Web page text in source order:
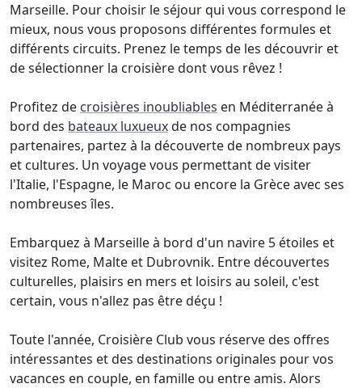
Marseille. Pour choisir le séjour qui vous correspond le
mieux, nous vous proposons différentes formules et
différents circuits. Prenez le temps de les découvrir et
de sélectionner la croisière dont vous rêvez !
Profitez de croisières inoubliables en Méditerranée à
bord des bateaux luxueuxde nos compagnies
partenaires, partez à la découverte de nombreux pays
et cultures. Un voyage vous permettant de visiter
l'Italie, l'Espagne, le Maroc ou encore la Grèce avec ses
nombreuses îles.
Embarquez à Marseille à bord d'un navire 5 étoiles et
visitez Rome, Malte et Dubrovnik. Entre découvertes
culturelles, plaisirs en mers et loisirs au soleil, c'est
certain, vous n'allez pas être déçu !
Toute l'année, Croisière Club vous réserve des offres
intéressantes et des destinations originales pour vos
vacances en couple, en famille ou entre amis. Alors